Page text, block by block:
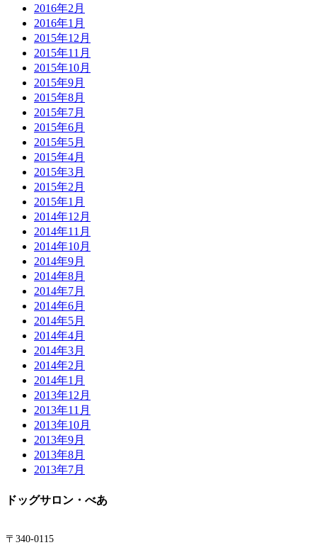
2016年2月
2016年1月
2015年12月
2015年11月
2015年10月
2015年9月
2015年8月
2015年7月
2015年6月
2015年5月
2015年4月
2015年3月
2015年2月
2015年1月
2014年12月
2014年11月
2014年10月
2014年9月
2014年8月
2014年7月
2014年6月
2014年5月
2014年4月
2014年3月
2014年2月
2014年1月
2013年12月
2013年11月
2013年10月
2013年9月
2013年8月
2013年7月
ドッグサロン・べあ
〒340-0115